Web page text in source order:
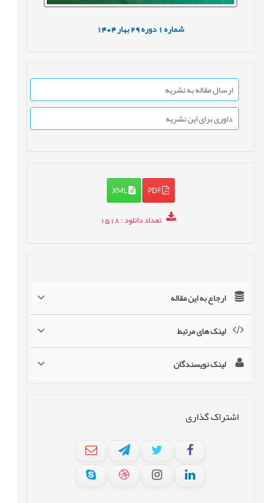
شماره1 دوره29 بهار1404
ارسال مقاله به نشریه
داوری برای این نشریه
PDF
XML
تعداد دانلود: 1518
ارجاع به این مقاله
لینک های مرتبط
لینک نویسندگان
اشتراک گذاری